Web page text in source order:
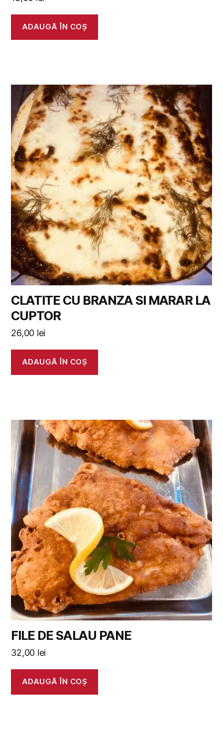
ADAUGĂ ÎN COȘ
CLATITE CU BRANZA SI MARAR LA
CUPTOR
26,00 lei
ADAUGĂ ÎN COȘ
FILE DE SALAU PANE
32,00 lei
ADAUGĂ ÎN COȘ